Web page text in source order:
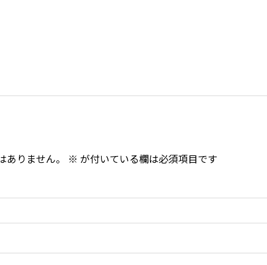
りません。 ※ が付いている欄は必須項目です